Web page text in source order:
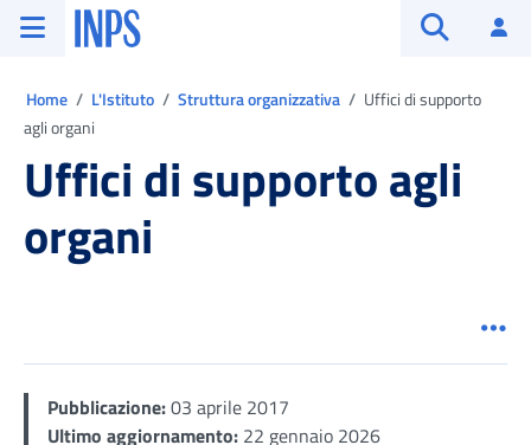
Vai al menu principale
Vai al contenuto principale
Vai al pie' di pagina
INPS ()
Home L'Istituto Struttura organizzativa
Uffici di supporto
agli organi
Uffici di supporto agli
organi
Pubblicazione:03 aprile 2017
Ultimo aggiornamento: 22 gennaio 2026